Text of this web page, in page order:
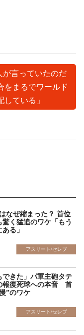
が言っていたのだ
をまるでワールド
ている」
なぜ縮まった？ 首位
く猛追のワケ「もう
る」
アスリート/セレブ
できた」パ軍主砲タテ
報復死球への本音 首
”のワケ
アスリート/セレブ